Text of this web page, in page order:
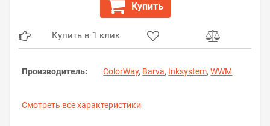
Купить
Купить в 1 клик
Производитель: ColorWay, Barva, Inksystem,WWM
Смотреть все характеристики